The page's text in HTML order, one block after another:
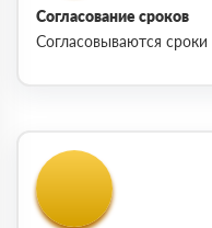
Согласование сроков
Согласовываются сроки